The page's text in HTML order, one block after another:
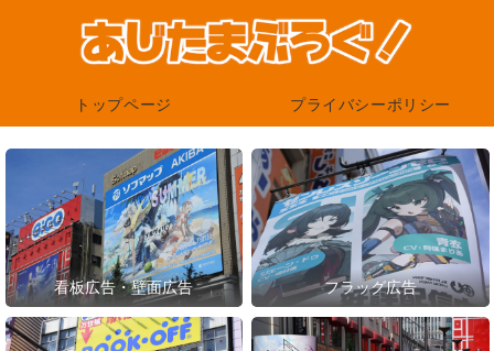
トップページ プライバシーポリシー
看板広告・壁面広告 フラッグ広告